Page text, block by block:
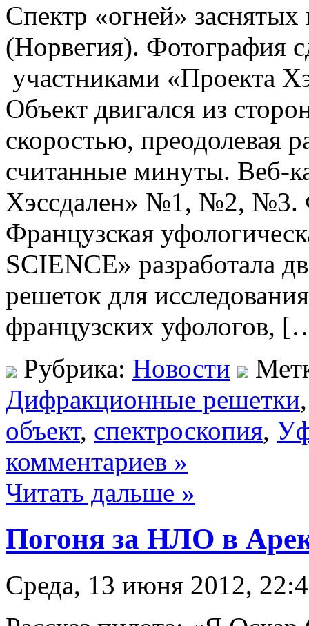
Спектр «огней»
(Норвегия). Фотография
участниками «Проекта
Объект двигался из
скоростью, преодолевая
считанные минуты. Веб-
Хэссдален» №1, №2, №3.
Французская
SCIENCE» разработала
решеток для
французских уфологов,
Рубрика: Новости
Дифракционные решетки
объект, спектроскопия,
комментариев »
Читать дальше »
Погоня за НЛО в
Среда, 13 июня 2012,